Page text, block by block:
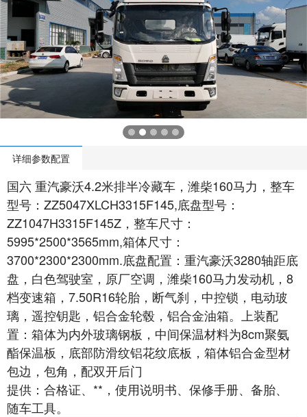
详细参数配置
国六 重汽豪沃4.2米排半冷藏车，潍柴160马力，整车
型号：ZZ5047XLCH3315F145,底盘型号：
ZZ1047H3315F145Z，整车尺寸：
5995*2500*3565mm,箱体尺寸：
3700*2300*2300mm.底盘配置：重汽豪沃3280轴距底
盘，白色驾驶室，原厂空调，潍柴160马力发动机，8
档变速箱，7.50R16轮胎，断气刹，中控锁，电动玻
璃，遥控钥匙，铝合金轮毂，铝合金油箱。上装配
置：箱体为内外玻璃钢板，中间保温材料为8cm聚氨
酯保温板，底部防滑纹铝花纹底板，箱体铝合金型材
包边，包角，配双开后门
提供：合格证、**，使用说明书、保修手册、备胎、
随车工具。